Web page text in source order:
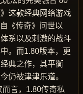
这款经典网络游戏
《传奇》问世以
系以及刺激的战斗
。而1.80版本，更
典之作，其平衡
仍被津津乐道。
言，1.80传奇私